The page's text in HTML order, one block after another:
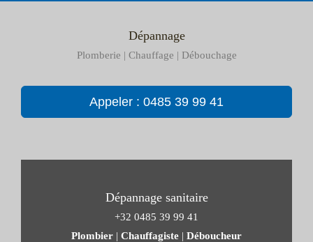
Dépannage
Plomberie | Chauffage | Débouchage
Appeler : 0485 39 99 41
Dépannage sanitaire
+32 0485 39 99 41
Plombier | Chauffagiste | Déboucheur